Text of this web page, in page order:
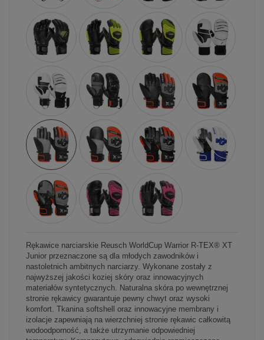
Rękawice narciarskie Reusch WorldCup Warrior R-TEX® XT
Junior przeznaczone są dla młodych zawodników i
nastoletnich ambitnych narciarzy. Wykonane zostały z
najwyższej jakości koziej skóry oraz innowacyjnych
materiałów syntetycznych. Naturalna skóra po wewnętrznej
stronie rękawicy gwarantuje pewny chwyt oraz wysoki
komfort. Tkanina softshell oraz innowacyjne membrany i
izolacje zapewniają na wierzchniej stronie rękawic całkowitą
wodoodporność, a także utrzymanie odpowiedniej